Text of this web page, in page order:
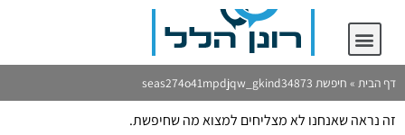
דף הבית » חיפשת seas274o41mpdjqw_gkind34873
זה נראה שאנחנו לא מצליחים למצוא מה שחיפשת.